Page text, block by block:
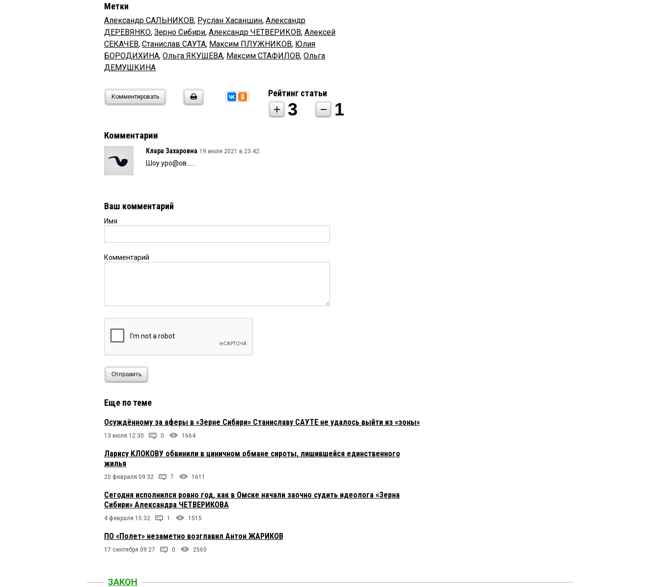
Метки
Александр САЛЬНИКОВ, Руслан Хасаншин, Александр
ДЕРЕВЯНКО, Зерно Сибири, Александр ЧЕТВЕРИКОВ, Алексей
СЕКАЧЕВ, Станислав САУТА, Максим ПЛУЖНИКОВ, Юлия
БОРОДИХИНА, Ольга ЯКУШЕВА, Максим СТАФИЛОВ, Ольга
ДЕМУШКИНА
Комментировать Рейтинг статьи
3 1
Комментарии
Клара Захаровна 19 июля 2021 в 23:42:
Шоу уро@ов……
Ваш комментарий
Имя
Комментарий
Отправить
Еще по теме
Осуждённому за аферы в «Зерне Сибири» Станиславу САУТЕ не удалось выйти из «зоны»
13 июля 12:30 0 1664
Ларису КЛОКОВУ обвинили в циничном обмане сироты, лишившейся единственного
жилья
20 февраля 09:32 7 1611
Сегодня исполнился ровно год, как в Омске начали заочно судить идеолога «Зерна
Сибири» Александра ЧЕТВЕРИКОВА
4 февраля 15:32 1 1515
ПО «Полет» незаметно возглавил Антон ЖАРИКОВ
17 сентября 09:27 0 2560
ЗАКОН